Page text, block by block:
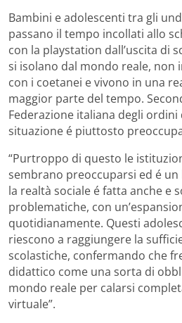
Bambini e adolescenti tra gli
passano il tempo incollati allo
con la playstation dall’uscita di
si isolano dal mondo reale, non
con i coetanei e vivono in una
maggior parte del tempo.
Federazione italiana degli ordini
situazione é piuttosto
“Purtroppo di questo le
sembrano preoccuparsi ed é
la realtà sociale é fatta anche e
problematiche, con
quotidianamente. Questi
riescono a raggiungere la
scolastiche, confermando che
didattico come una sorta di
mondo reale per calarsi
virtuale”.